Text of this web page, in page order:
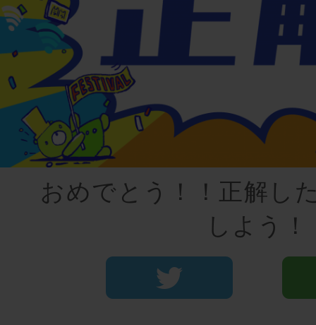
おめでとう！！正解し
しよう！